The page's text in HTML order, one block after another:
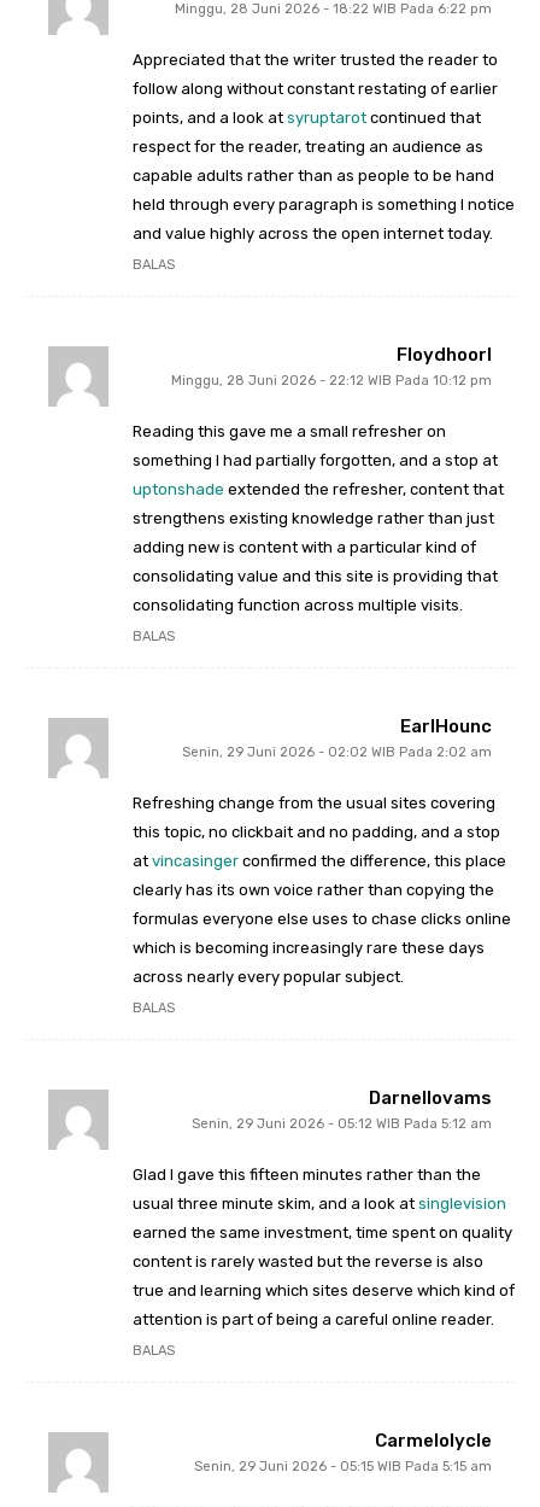
Minggu, 28 Juni 2026 - 18:22 WIB Pada 6:22 pm
Appreciated that the writer trusted the reader to
follow along without constant restating of earlier
points, and a look at syruptarot continued that
respect for the reader, treating an audience as
capable adults rather than as people to be hand
held through every paragraph is something I notice
and value highly across the open internet today.
BALAS
FloydhoorI
Minggu, 28 Juni 2026 - 22:12 WIB Pada 10:12 pm
Reading this gave me a small refresher on
something I had partially forgotten, and a stop at
uptonshade extended the refresher, content that
strengthens existing knowledge rather than just
adding new is content with a particular kind of
consolidating value and this site is providing that
consolidating function across multiple visits.
BALAS
EarlHounc
Senin, 29 Juni 2026 - 02:02 WIB Pada 2:02 am
Refreshing change from the usual sites covering
this topic, no clickbait and no padding, and a stop
at vincasinger confirmed the difference, this place
clearly has its own voice rather than copying the
formulas everyone else uses to chase clicks online
which is becoming increasingly rare these days
across nearly every popular subject.
BALAS
Darnellovams
Senin, 29 Juni 2026 - 05:12 WIB Pada 5:12 am
Glad I gave this fifteen minutes rather than the
usual three minute skim, and a look at singlevision
earned the same investment, time spent on quality
content is rarely wasted but the reverse is also
true and learning which sites deserve which kind of
attention is part of being a careful online reader.
BALAS
Carmelolycle
Senin, 29 Juni 2026 - 05:15 WIB Pada 5:15 am